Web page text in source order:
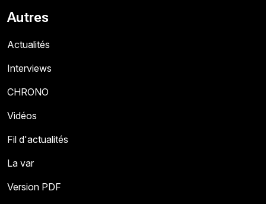
Autres
Actualités
Interviews
CHRONO
Vidéos
Fil d'actualités
La var
Version PDF